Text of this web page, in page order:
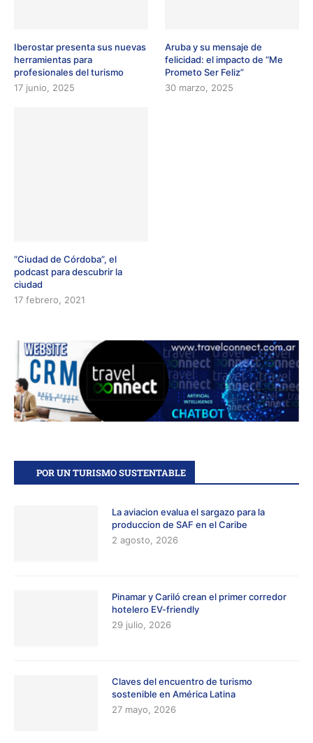
Iberostar presenta sus nuevas
herramientas para
profesionales del turismo
17 junio, 2025
Aruba y su mensaje de
felicidad: el impacto de “Me
Prometo Ser Feliz”
30 marzo, 2025
“Ciudad de Córdoba”, el
podcast para descubrir la
ciudad
17 febrero, 2021
POR UN TURISMO SUSTENTABLE
La aviacion evalua el sargazo para la
produccion de SAF en el Caribe
2 agosto, 2026
Pinamar y Cariló crean el primer corredor
hotelero EV-friendly
29 julio, 2026
Claves del encuentro de turismo
sostenible en América Latina
27 mayo, 2026